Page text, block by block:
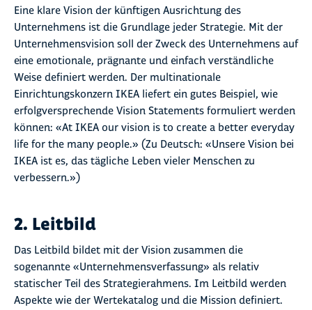
Eine klare Vision der künftigen Ausrichtung des
Unternehmens ist die Grundlage jeder Strategie. Mit der
Unternehmensvision soll der Zweck des Unternehmens auf
eine emotionale, prägnante und einfach verständliche
Weise definiert werden. Der multinationale
Einrichtungskonzern IKEA liefert ein gutes Beispiel, wie
erfolgversprechende Vision Statements formuliert werden
können: «At IKEA our vision is to create a better everyday
life for the many people.» (Zu Deutsch: «Unsere Vision bei
IKEA ist es, das tägliche Leben vieler Menschen zu
verbessern.»)
2. Leitbild
Das Leitbild bildet mit der Vision zusammen die
sogenannte «Unternehmensverfassung» als relativ
statischer Teil des Strategierahmens. Im Leitbild werden
Aspekte wie der Wertekatalog und die Mission definiert.